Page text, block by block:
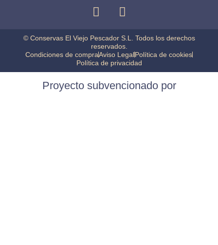
© Conservas El Viejo Pescador S.L. Todos los derechos
reservados.
Condiciones de compraAviso LegalPolítica de cookies
Política de privacidad
Proyecto subvencionado por